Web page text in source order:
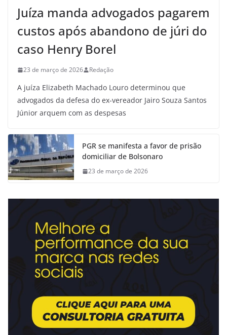
Juíza manda advogados pagarem
custos após abandono de júri do
caso Henry Borel
23 de março de 2026 Redação
A juíza Elizabeth Machado Louro determinou que
advogados da defesa do ex-vereador Jairo Souza Santos
Júnior arquem com as despesas
PGR se manifesta a favor de prisão
domiciliar de Bolsonaro
23 de março de 2026